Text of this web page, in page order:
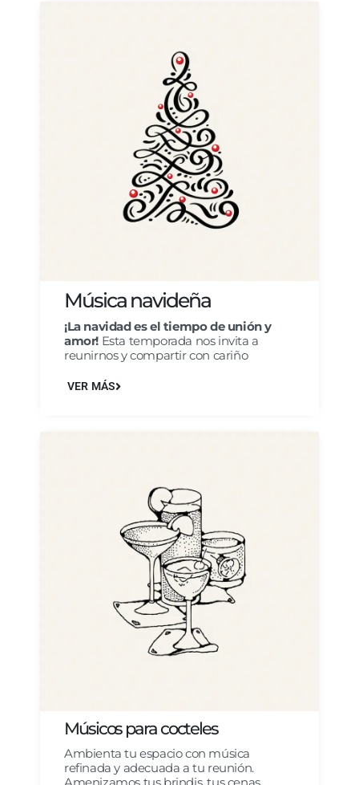
Música navideña
¡La navidad es el tiempo de unión y
amor! Esta temporada nos invita a
reunirnos y compartir con cariño
VER MÁS
Músicos para cocteles
Ambienta tu espacio con música
refinada y adecuada a tu reunión.